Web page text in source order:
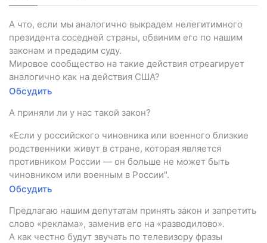
А что, если мы аналогично выкрадем нелегитимного
президента соседней страны, обвиним его по нашим
законам и предадим суду.
Мировое сообщество на такие действия отреагирует
аналогично как на действия США?
Обсудить
А приняли ли у нас такой закон?
«Если у российского чиновника или военного близкие
родственники живут в стране, которая является
противником России — он больше не может быть
чиновником или военным в России".
Обсудить
Предлагаю нашим депутатам принять закон и запретить
слово «реклама», заменив его на «разводилово».
А как честно будут звучать по телевизору фразы